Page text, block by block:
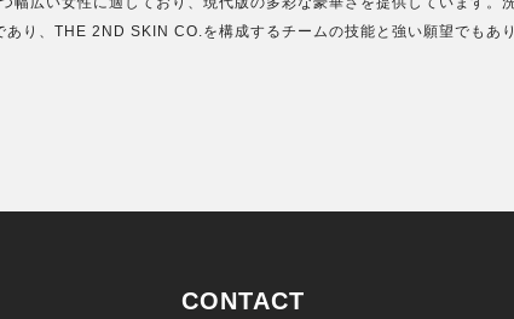
り、THE 2ND SKIN CO.を構成するチームの技能と強い願望でもあ
CONTACT